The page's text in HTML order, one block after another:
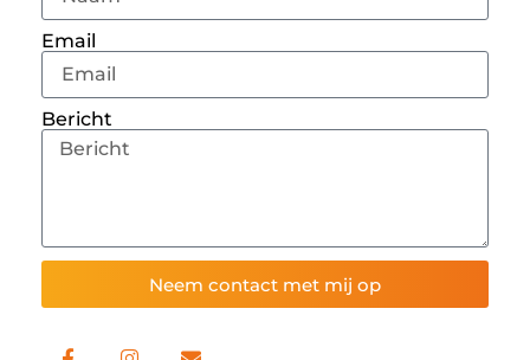
Email
Bericht
Neem contact met mij op